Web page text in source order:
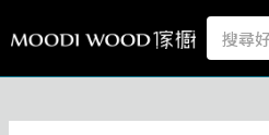
至
內
Search